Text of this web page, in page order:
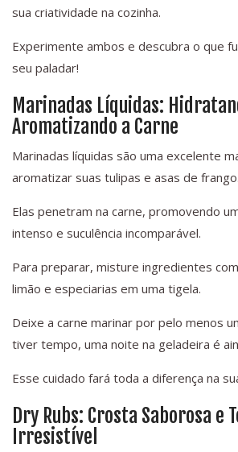
sua criatividade na cozinha.
Experimente ambos e descubra o que
seu paladar!
Marinadas Líquidas:
Aromatizando a Carne
Marinadas líquidas são uma excelente
aromatizar suas tulipas e asas de frango.
Elas penetram na carne, promovendo
intenso e suculência incomparável.
Para preparar, misture ingredientes
limão e especiarias em uma tigela.
Deixe a carne marinar por pelo menos
tiver tempo, uma noite na geladeira é
Esse cuidado fará toda a diferença na
Dry Rubs: Crosta Saborosa e
Irresistível